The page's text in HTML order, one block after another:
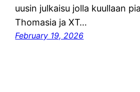
uusin julkaisu jolla kuullaan
Thomasia ja XT…
February 19, 2026